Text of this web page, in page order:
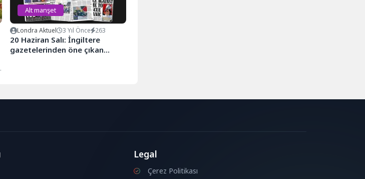
Alt manşet
Londra Aktuel 3 Yıl Önce 263
20 Haziran Salı: İngiltere
gazetelerinden öne çıkan
Legal
Çerez Politikası